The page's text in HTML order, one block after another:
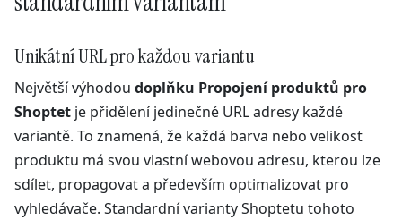
Unikátní URL pro každou variantu
Největší výhodou doplňku Propojení produktů pro
Shoptet je přidělení jedinečné URL adresy každé
variantě. To znamená, že každá barva nebo velikost
produktu má svou vlastní webovou adresu, kterou lze
sdílet, propagovat a především optimalizovat pro
vyhledávače. Standardní varianty Shoptetu tohoto